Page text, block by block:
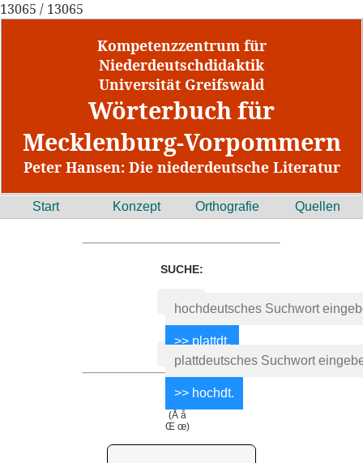
13065 / 13065
Kompetenzzentrum für
Niederdeutschdidaktik
Universität Greifswald
Wörterbuch für
Mecklenburg-Vorpommern
Peter Hansen: Die niederdeutsche Literatur
Start Konzept Orthografie Quellen
SUCHE:
(Å å
Œ œ)